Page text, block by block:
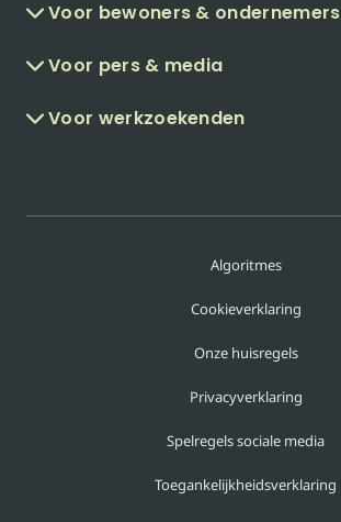
Voor bewoners & ondernemers
Voor pers & media
Voor werkzoekenden
Algoritmes
Cookieverklaring
Onze huisregels
Privacyverklaring
Spelregels sociale media
Toegankelijkheidsverklaring